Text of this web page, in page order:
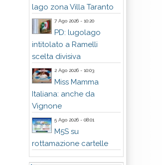
lago zona Villa Taranto
7 Ago 2026 - 10:20
PD: lugolago
intitolato a Ramelli
scelta divisiva
2 Ago 2026 - 10:03
Miss Mamma
Italiana: anche da
Vignone
5 Ago 2026 - 08:01
M5S su
rottamazione cartelle